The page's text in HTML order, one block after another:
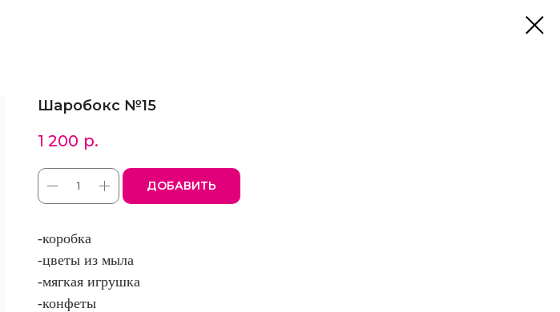
Шаробокс №15
1 200 р.
ДОБАВИТЬ
-коробка
-цветы из мыла
-мягкая игрушка
-конфеты